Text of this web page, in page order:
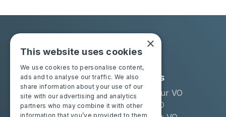
Solutions
Moba Certify Pro
Boutique
Industries
Remarketeur VO
Loueur LLD
×
This website uses cookies
We use cookies to personalise content,
ads and to analyse our traffic. We also
share information about your use of our
site with our advertising and analytics
partners who may combine it with other
information that you’ve provided to them